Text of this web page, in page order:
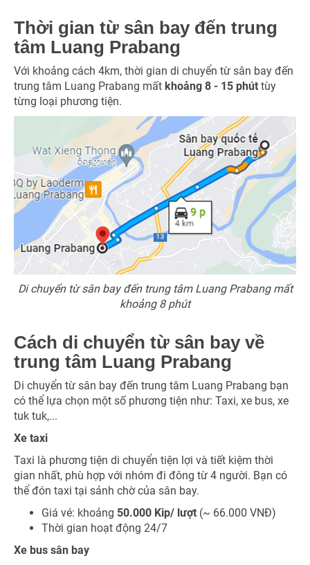
Thời gian từ sân bay đến trung
tâm Luang Prabang
Với khoảng cách 4km, thời gian di chuyển từ sân bay đến
trung tâm Luang Prabang mất khoảng 8 - 15 phút tùy
từng loại phương tiện.
Di chuyển từ sân bay đến trung tâm Luang Prabang mất
khoảng 8 phút
Cách di chuyển từ sân bay về
trung tâm Luang Prabang
Di chuyển từ sân bay đến trung tâm Luang Prabang bạn
có thể lựa chọn một số phương tiện như: Taxi, xe bus, xe
tuk tuk,...
Xe taxi
Taxi là phương tiện di chuyển tiện lợi và tiết kiệm thời
gian nhất, phù hợp với nhóm đi đông từ 4 người. Bạn có
thể đón taxi tại sảnh chờ của sân bay.
Giá vé: khoảng 50.000 Kip/ lượt (~ 66.000 VNĐ)
Thời gian hoạt động 24/7
Xe bus sân bay